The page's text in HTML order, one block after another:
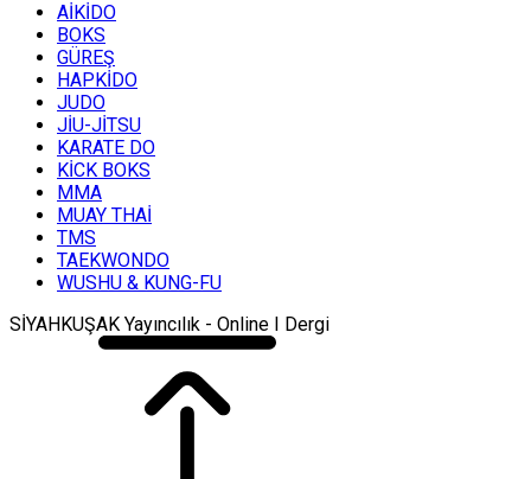
AİKİDO
BOKS
GÜREŞ
HAPKİDO
JUDO
JİU-JİTSU
KARATE DO
KİCK BOKS
MMA
MUAY THAİ
TMS
TAEKWONDO
WUSHU & KUNG-FU
SİYAHKUŞAK Yayıncılık - Online I Dergi